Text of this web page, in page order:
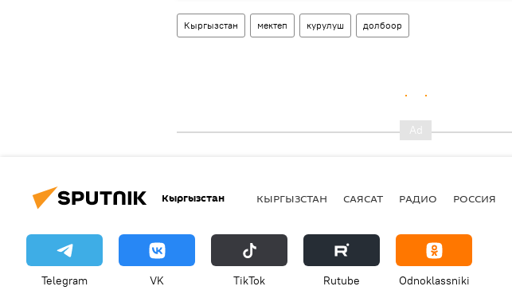
Кыргызстан мектеп курулуш долбоор
Кыргызстан КЫРГЫЗСТАН САЯСАТ РАДИО РОССИЯ
Telegram VK ТikТоk Rutube Odnoklassniki